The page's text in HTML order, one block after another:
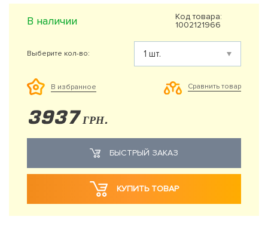
В наличии
Код товара:
1002121966
Выберите кол-во:
В избранное Сравнить товар
3937 ГРН.
БЫСТРЫЙ ЗАКАЗ
КУПИТЬ ТОВАР